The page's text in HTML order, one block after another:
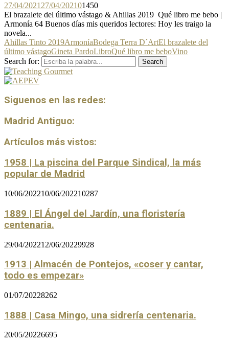
27/04/2021 27/04/202101450
El brazalete del último vástago & Ahillas 2019 Qué libro me bebo |
Armonía 64 Buenos días mis queridos lectores: Hoy les traigo la
novela...
Ahillas Tinto 2019ArmoníaBodega Terra D´ArtEl brazalete del
último vástagoGineta PardoLibroQué libro me beboVino
Search for:
Search
Siguenos en las redes:
Madrid Antiguo:
Artículos más vistos:
1958 | La piscina del Parque Sindical, la más
popular de Madrid
10/06/202210/06/202210287
1889 | El Ángel del Jardín, una floristería
centenaria.
29/04/202212/06/20229928
1913 | Almacén de Pontejos, «coser y cantar,
todo es empezar»
01/07/20228262
1888 | Casa Mingo, una sidrería centenaria.
20/05/20226695